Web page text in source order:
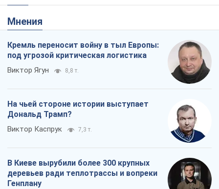
Мнения
Кремль переносит войну в тыл Европы:
под угрозой критическая логистика
Виктор Ягун 8,8 т.
На чьей стороне истории выступает
Дональд Трамп?
Виктор Каспрук 7,3 т.
В Киеве вырубили более 300 крупных
деревьев ради теплотрассы и вопреки
Генплану